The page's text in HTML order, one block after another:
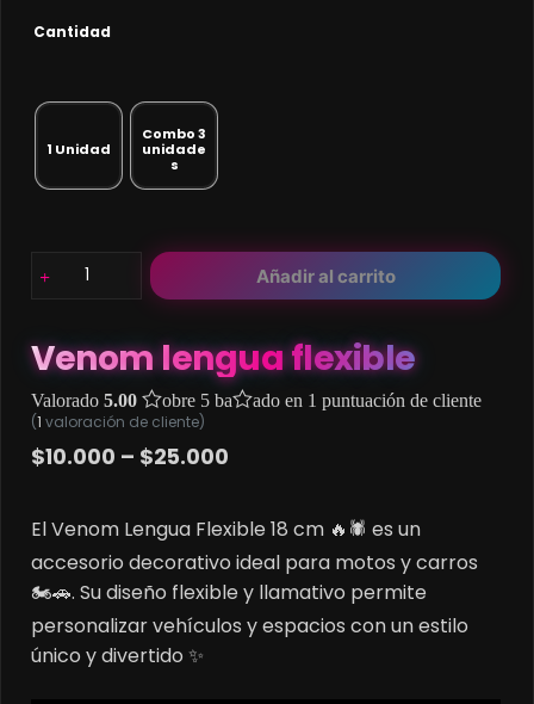
Cantidad
1 Unidad
Combo 3
unidade
s
Venom
cantidad
Añadir al carrito
Venom lengua flexible
Valorado 5.00 sobre 5 basado en 1 puntuación de cliente
(1 valoración de cliente)
$10.000 – $25.000
$10.000
through
$25.000
El Venom Lengua Flexible 18 cm 🔥🕷️ es un
accesorio decorativo ideal para motos y carros
🏍️🚗. Su diseño flexible y llamativo permite
personalizar vehículos y espacios con un estilo
único y divertido ✨